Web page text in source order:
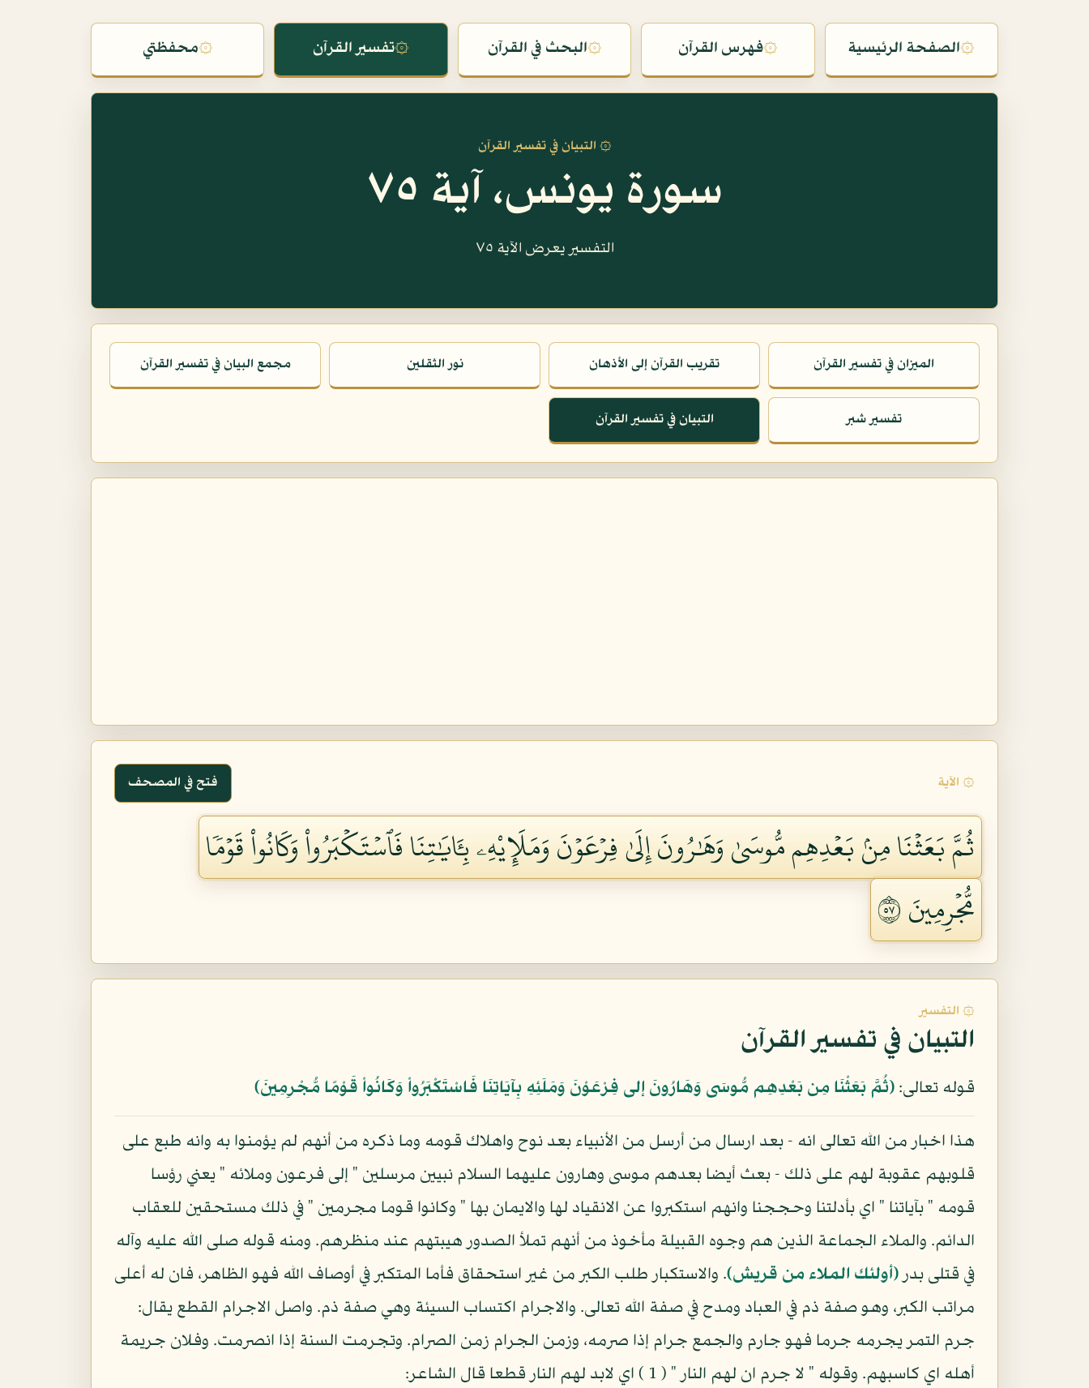
۞الصفحة الرئيسية ۞فهرس القرآن ۞البحث في القرآن ۞تفسير القرآن ۞محفظتي
۞ التبيان في تفسير القرآن
سورة يونس، آية ٧٥
التفسير يعرض الآية ٧٥
الميزان في تفسير القرآن تقريب القرآن إلى الأذهان نور الثقلين مجمع البيان في تفسير القرآن
تفسير شبر التبيان في تفسير القرآن
۞ الآية فتح في المصحف
ثُمَّ بَعَثۡنَا مِنۢ بَعۡدِهِم مُّوسَىٰ وَهَٰرُونَ إِلَىٰ فِرۡعَوۡنَ وَمَلَإِيْهِۦ بِـَٔايَٰتِنَا فَٱسۡتَكۡبَرُواْ وَكَانُواْ قَوۡمٗا
مُّجۡرِمِينَ ٧٥
۞ التفسير
التبيان في تفسير القرآن
قوله تعالى: ﴿ثُمَّ بَعَثْنَا مِن بَعْدِهِم مُّوسَى وَهَارُونَ إلى فِرْعَوْنَ وَمَلَئِهِ بِآيَاتِنَا فَاسْتَكْبَرُواْ وَكَانُواْ قَوْمًا مُّجْرِمِينَ﴾
هذا اخبار من الله تعالى انه - بعد ارسال من أرسل من الأنبياء بعد نوح واهلاك قومه وما ذكره من أنهم لم يؤمنوا به وانه طبع على
قلوبهم عقوبة لهم على ذلك - بعث أيضا بعدهم موسى وهارون عليهما السلام نبيين مرسلين " إلى فرعون وملائه " يعني رؤسا
قومه " بآياتنا " اي بأدلتنا وحججنا وانهم استكبروا عن الانقياد لها والايمان بها " وكانوا قوما مجرمين " في ذلك مستحقين للعقاب
الدائم. والملاء الجماعة الذين هم وجوه القبيلة مأخوذ من أنهم تملأ الصدور هيبتهم عند منظرهم. ومنه قوله صلى الله عليه وآله
في قتلى بدر(أولئك الملاء من قريش). والاستكبار طلب الكبر من غير استحقاق فأما المتكبر في أوصاف الله فهو الظاهر، فان له أعلى
مراتب الكبر، وهو صفة ذم في العباد ومدح في صفة الله تعالى. والاجرام اكتساب السيئة وهي صفة ذم. واصل الاجرام القطع يقال:
جرم التمر يجرمه جرما فهو جارم والجمع جرام إذا صرمه، وزمن الجرام زمن الصرام. وتجرمت السنة إذا انصرمت. وفلان جريمة
أهله اي كاسبهم. وقوله " لا جرم ان لهم النار " ( 1 ) اي لابد لهم النار قطعا قال الشاعر: